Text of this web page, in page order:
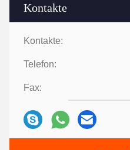
Kontakte
Kontakte:
Telefon:
Fax: